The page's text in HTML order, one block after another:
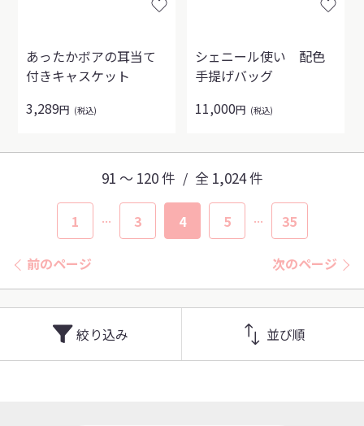
あったかボアの耳当て
付きキャスケット
3,289円 (税込)
シェニール使い 配色
手提げバッグ
11,000円 (税込)
91 〜 120 件 / 全 1,024 件
1 ... 3 4 5 ... 35
前のページ 次のページ
絞り込み 並び順